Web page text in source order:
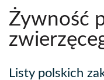
Żywność
Listy polskich